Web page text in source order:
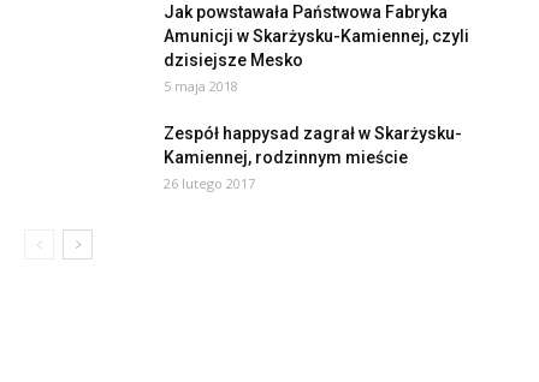
Jak powstawała Państwowa Fabryka
Amunicji w Skarżysku-Kamiennej, czyli
dzisiejsze Mesko
5 maja 2018
Zespół happysad zagrał w Skarżysku-
Kamiennej, rodzinnym mieście
26 lutego 2017